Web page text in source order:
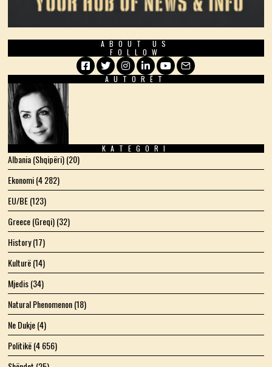
ABOUT US
FOLLOW
Facebook
TwitterInstagram
LinkedIn
YouTube
Email
AUTORËT
KATEGORI
Albania (Shqipëri)(20)
Ekonomi(4 282)
EU/BE(123)
Greece (Greqi)(32)
History(17)
Kulturë(14)
Mjedis(34)
Natural Phenomenon(18)
Ne Dukje(4)
Politikë(4 656)